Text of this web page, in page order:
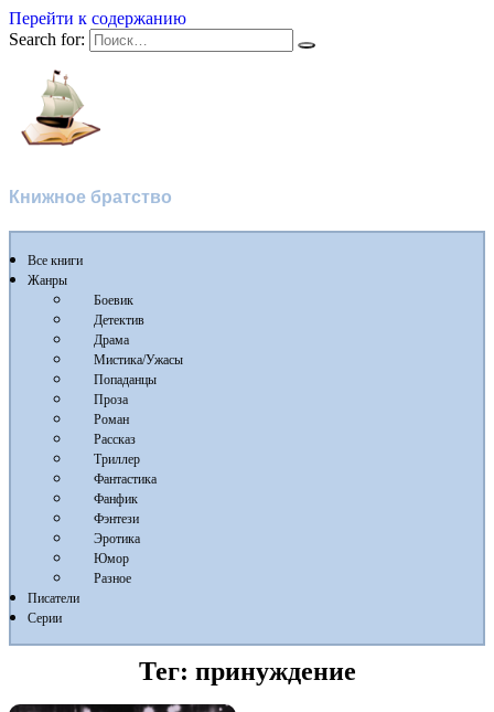
Перейти к содержанию
Search for:
Книжное братство
Все книги
Жанры
Боевик
Детектив
Драма
Мистика/Ужасы
Попаданцы
Проза
Роман
Рассказ
Триллер
Фантастика
Фанфик
Фэнтези
Эротика
Юмор
Разное
Писатели
Серии
Тег: принуждение